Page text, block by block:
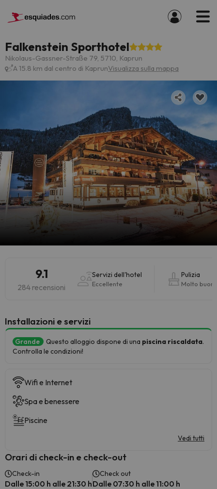
Falkenstein Sporthotel
Nikolaus-Gassner-Straße 79, 5710, Kaprun
A 15.8 km dal centro di KaprunVisualizza sulla mappa
9.1
284 recensioni
Servizi dell'hotel
Eccellente
Pulizia
Molto
Installazioni e servizi
Grande Questo alloggio dispone di una piscina riscaldata.
Controlla le condizioni!
Wifi e Internet
Spa e benessere
Piscine
Vedi tutti
Orari di check-in e check-out
Check-in
Dalle 15:00 h alle 21:30 h
Check out
Dalle 07:30 h alle 11:00 h